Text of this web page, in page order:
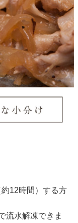
12時間）する方
流水解凍できま